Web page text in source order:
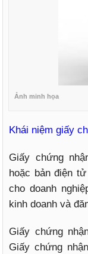
Ảnh minh họa
Khái niệm giấy
Giấy chứng
hoặc bản điện
cho doanh
kinh doanh và
Giấy chứng
Giấy chứng